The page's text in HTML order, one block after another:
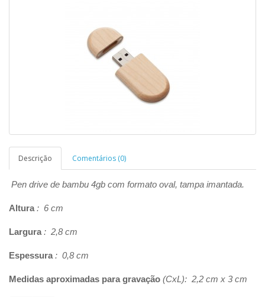
Descrição Comentários (0)
Pen drive de bambu 4gb com formato oval, tampa imantada.
Altura : 6 cm
Largura : 2,8 cm
Espessura : 0,8 cm
Medidas aproximadas para gravação (CxL): 2,2 cm x 3 cm